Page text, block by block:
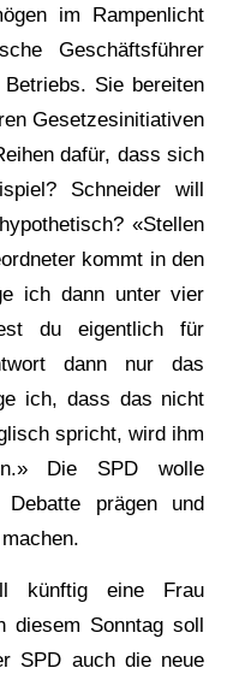
im Rampenlicht
Geschäftsführer
Sie bereiten
Gesetzesinitiativen
dafür, dass sich
Schneider will
«Stellen
kommt in den
ich dann unter vier
du eigentlich für
dann nur das
ich, dass das nicht
spricht, wird ihm
Die SPD wolle
prägen und
künftig eine Frau
diesem Sonntag soll
SPD auch die neue